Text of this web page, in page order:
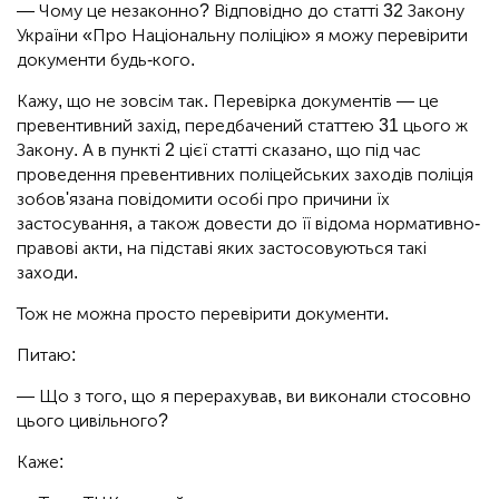
— Чому це незаконно? Відповідно до статті 32 Закону
України «Про Національну поліцію» я можу перевірити
документи будь-кого.
Кажу, що не зовсім так. Перевірка документів — це
превентивний захід, передбачений статтею 31 цього ж
Закону. А в пункті 2 цієї статті сказано, що під час
проведення превентивних поліцейських заходів поліція
зобов'язана повідомити особі про причини їх
застосування, а також довести до її відома нормативно-
правові акти, на підставі яких застосовуються такі
заходи.
Тож не можна просто перевірити документи.
Питаю:
— Що з того, що я перерахував, ви виконали стосовно
цього цивільного?
Каже: